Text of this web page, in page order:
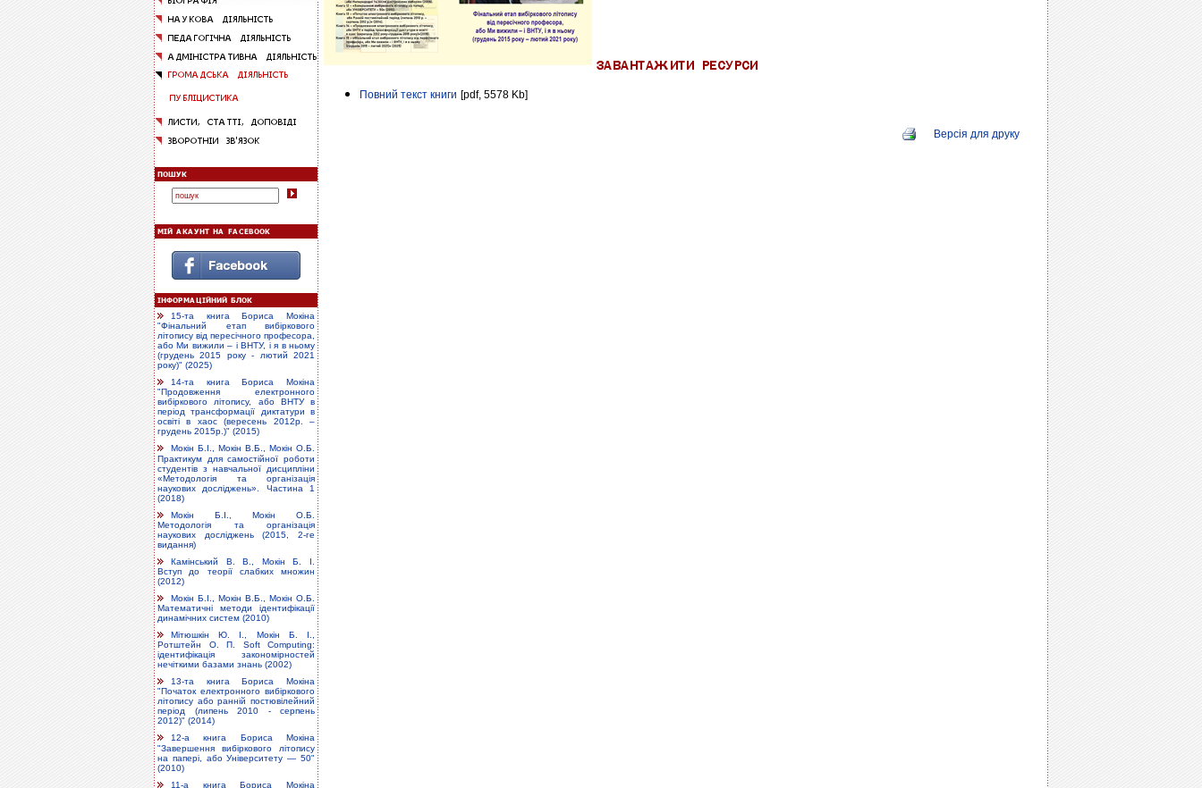
15-та книга Бориса Мокіна
"Фінальний етап вибіркового
літопису від пересічного професора,
або Ми вижили – і ВНТУ, і я в ньому
(грудень 2015 року - лютий 2021
року)" (2025)
14-та книга Бориса Мокіна
"Продовження електронного
вибіркового літопису, або ВНТУ в
період трансформації диктатури в
освіті в хаос (вересень 2012р. –
грудень 2015р.)" (2015)
Мокін Б.І., Мокін В.Б., Мокін О.Б.
Практикум для самостійної роботи
студентів з навчальної дисципліни
«Методологія та організація
наукових досліджень». Частина 1
(2018)
Мокін Б.І., Мокін О.Б.
Методологія та організація
наукових досліджень (2015, 2-ге
видання)
Камінський В. В., Мокін Б. І.
Вступ до теорії слабких множин
(2012)
Мокін Б.І., Мокін В.Б., Мокін О.Б.
Математичні методи ідентифікації
динамічних систем (2010)
Мітюшкін Ю. І., Мокін Б. І.,
Ротштейн О. П. Soft Computing:
ідентифікація закономірностей
нечіткими базами знань (2002)
13-та книга Бориса Мокіна
"Початок електронного вибіркового
літопису або ранній постювілейний
період (липень 2010 - серпень
2012)" (2014)
12-а книга Бориса Мокіна
"Завершення вибіркового літопису
на папері, або Університету — 50"
(2010)
11-а книга Бориса Мокіна
Повний текст книги [pdf, 5578 Kb]
Версія для друку